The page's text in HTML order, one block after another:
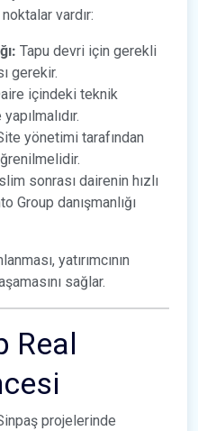
vardır:
Tapu devri için gerekli
gerekir.
içindeki teknik
yönetimi tarafından
sonrası dairenin hızlı
Group danışmanlığı
yatırımcının
sağlar.
Real
projelerinde